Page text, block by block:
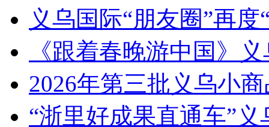
义乌国际“朋友圈”再度
《跟着春晚游中国》
2026年第三批义乌小
“浙里好成果直通车”